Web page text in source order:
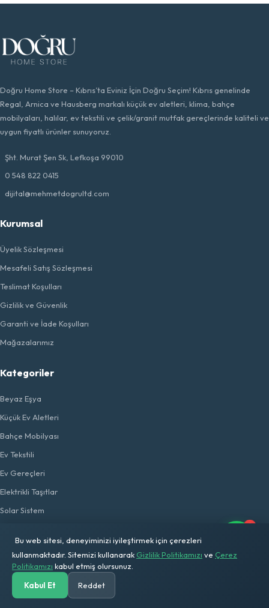
Doğru Home Store – Kıbrıs’ta Eviniz İçin Doğru Seçim! Kıbrıs genelinde
Regal, Arnica ve Hausberg markalı küçük ev aletleri, klima, bahçe
mobilyaları, halılar, ev tekstili ve çelik/granit mutfak gereçlerinde kaliteli ve
uygun fiyatlı ürünler sunuyoruz.
Şht. Murat Şen Sk, Lefkoşa 99010
0 548 822 0415
dijital@mehmetdogrultd.com
Kurumsal
Üyelik Sözleşmesi
Mesafeli Satış Sözleşmesi
Teslimat Koşulları
Gizlilik ve Güvenlik
Garanti ve İade Koşulları
Mağazalarımız
Kategoriler
Beyaz Eşya
Küçük Ev Aletleri
Bahçe Mobilyası
Ev Tekstili
Ev Gereçleri
Elektrikli Taşıtlar
Solar Sistem
Popüler Ürünler
Presso Plus 1132 Narenciye Sıkacağı
1
Kategoriler Ara
Bu web sitesi, deneyiminizi iyileştirmek için çerezleri
kullanmaktadır. Sitemizi kullanarak Gizlilik Politikamızı ve Çerez
Politikamızı kabul etmiş olursunuz.
Kabul Et
Reddet